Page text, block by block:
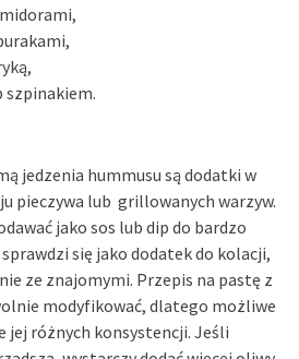
szpinakiem.
jedzenia hummusu są dodatki w
pieczywa lub grillowanych warzyw.
jako sos lub dip do bardzo
się jako dodatek do kolacji,
ze znajomymi. Przepis na pastę z
modyfikować, dlatego możliwe
jej różnych konsystencji. Jeśli